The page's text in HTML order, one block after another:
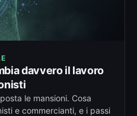
davvero il lavoro
le mansioni. Cosa
e commercianti, e i passi